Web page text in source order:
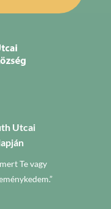
Utcai
Te vagy